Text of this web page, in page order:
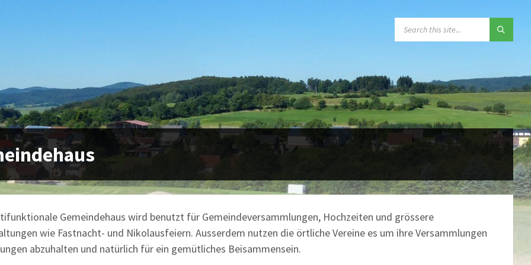
Gemeindehaus wird benutzt für Gemeindeversammlungen, Hochzeiten und grössere
wie Fastnacht- und Nikolausfeiern. Ausserdem nutzen die örtliche Vereine es um ihre Versammlungen
abzuhalten und natürlich für ein gemütliches Beisammensein.